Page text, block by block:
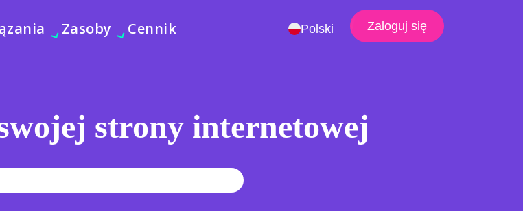
Zasoby Cennik Polski Zaloguj się
strony internetowej